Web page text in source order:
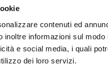
contenuti ed
inoltre informazioni sul
e social media, i quali
dei loro servizi.